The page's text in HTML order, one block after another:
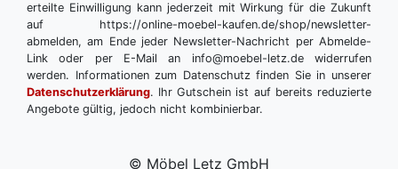
erteilte Einwilligung kann jederzeit mit Wirkung für die Zukunft
auf https://online-moebel-kaufen.de/shop/newsletter-
abmelden, am Ende jeder Newsletter-Nachricht per Abmelde-
Link oder per E-Mail an info@moebel-letz.de widerrufen
werden. Informationen zum Datenschutz finden Sie in unserer
Datenschutzerklärung. Ihr Gutschein ist auf bereits reduzierte
Angebote gültig, jedoch nicht kombinierbar.
© Möbel Letz GmbH